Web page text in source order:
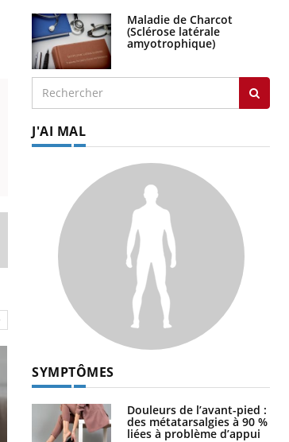
Maladie de Charcot
(Sclérose latérale
amyotrophique)
J'AI MAL
SYMPTÔMES
Douleurs de l’avant-pied :
des métatarsalgies à 90 %
liées à problème d’appui